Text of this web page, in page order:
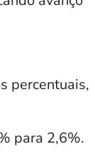
percentuais,
para 2,6%.